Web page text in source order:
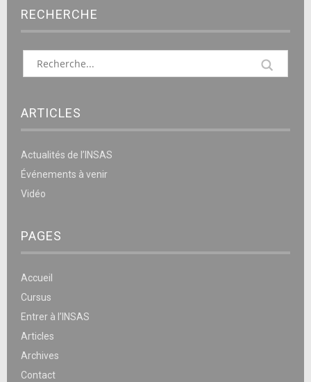
RECHERCHE
ARTICLES
Actualités de l’INSAS
Événements à venir
Vidéo
PAGES
Accueil
Cursus
Entrer à l’INSAS
Articles
Archives
Contact